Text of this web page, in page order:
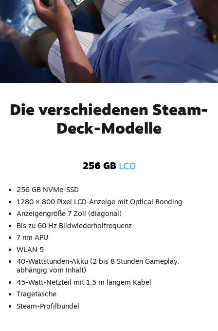
Die verschiedenen Steam-
Deck-Modelle
256 GB LCD
256 GB NVMe-SSD
1280 × 800 Pixel LCD-Anzeige mit Optical Bonding
Anzeigengröße 7 Zoll (diagonal)
Bis zu 60 Hz Bildwiederholfrequenz
7 nm APU
WLAN 5
40-Wattstunden-Akku (2 bis 8 Stunden Gameplay,
abhängig vom Inhalt)
45-Watt-Netzteil mit 1,5 m langem Kabel
Tragetasche
Steam-Profilbündel